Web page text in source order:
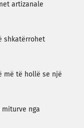
artizanale
shkatërrohet
më të hollë se një
nga